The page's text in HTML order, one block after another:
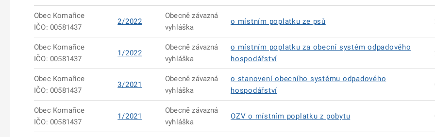
Obec Komařice
IČO: 00581437
2/2022
Obecně závazná
vyhláška
o místním poplatku ze psů
Obec Komařice
IČO: 00581437
1/2022
Obecně závazná
vyhláška
o místním poplatku za obecní systém odpadového
hospodářství
Obec Komařice
IČO: 00581437
3/2021
Obecně závazná
vyhláška
o stanovení obecního systému odpadového
hospodářství
Obec Komařice
IČO: 00581437
1/2021
Obecně závazná
vyhláška
OZV o místním poplatku z pobytu